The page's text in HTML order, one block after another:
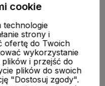
cookie
technologie
strony i
ofertę do Twoich
wykorzystanie
i przejść do
plików do swoich
"Dostosuj zgody".